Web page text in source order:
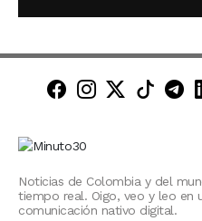
Minuto30 en
Minuto30
Noticias de Colombia y del
tiempo real. Oigo, veo y leo en
comunicación nativo digital.